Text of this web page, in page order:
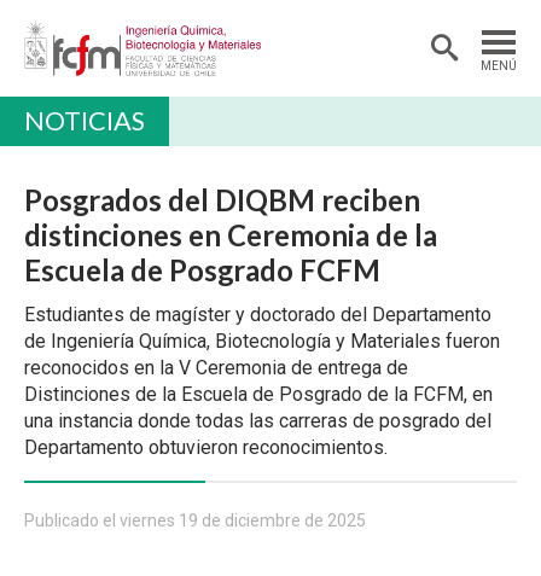
MENÚ
POSTGRADO Y EDUCACIÓN CONTINUA
INVESTIGACIÓN
ALUMNI
EXTENSIÓN
NOTICIAS
Posgrados del DIQBM reciben
distinciones en Ceremonia de la
Escuela de Posgrado FCFM
Estudiantes de magíster y doctorado del Departamento
de Ingeniería Química, Biotecnología y Materiales fueron
reconocidos en la V Ceremonia de entrega de
Distinciones de la Escuela de Posgrado de la FCFM, en
una instancia donde todas las carreras de posgrado del
Departamento obtuvieron reconocimientos.
Publicado el viernes 19 de diciembre de 2025